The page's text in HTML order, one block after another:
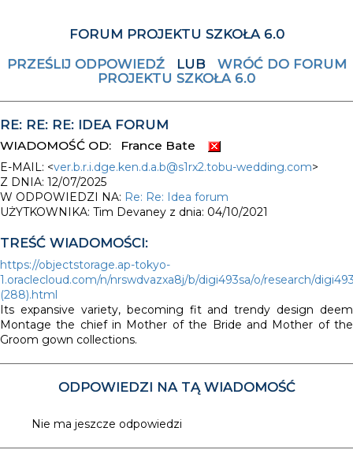
FORUM PROJEKTU SZKOŁA 6.0
PRZEŚLIJ ODPOWIEDŹ
LUB WRÓĆ DO FORUM
PROJEKTU SZKOŁA 6.0
RE: RE: RE: IDEA FORUM
WIADOMOŚĆ OD: France Bate
E-MAIL: <ver.b.r.i.dge.ken.d.a.b@s1rx2.tobu-wedding.com>
Z DNIA: 12/07/2025
W ODPOWIEDZI NA: Re: Re: Idea forum
UŻYTKOWNIKA: Tim Devaney z dnia: 04/10/2021
TREŚĆ WIADOMOŚCI:
https://objectstorage.ap-tokyo-
1.oraclecloud.com/n/nrswdvazxa8j/b/digi493sa/o/research/
(288).html
Its expansive variety, becoming fit and trendy design deem
Montage the chief in Mother of the Bride and Mother of the
Groom gown collections.
ODPOWIEDZI NA TĄ WIADOMOŚĆ
Nie ma jeszcze odpowiedzi